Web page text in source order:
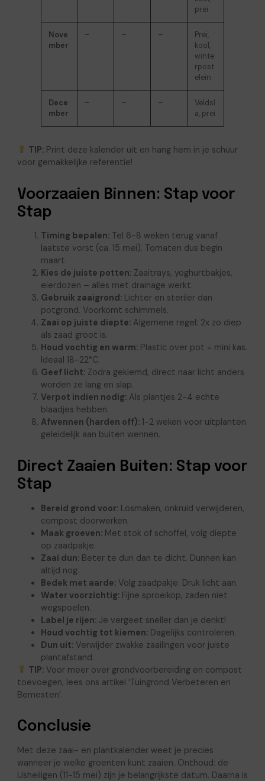
prei
Nove
mber
– – –
Prei,
kool,
winte
rpost
elein
Dece
mber
– – –
Veldsl
a, prei
TIP: Print deze kalender uit en hang hem in je schuur
voor gemakkelijke referentie!
Voorzaaien Binnen: Stap voor
Stap
Timing bepalen: Tel 6-8 weken terug vanaf
laatste vorst (ca. 15 mei). Tomaten dus begin
maart.
Kies de juiste potten: Zaaitrays, yoghurtbakjes,
eierdozen – alles met drainage werkt.
Gebruik zaaigrond: Lichter en steriler dan
potgrond. Voorkomt schimmels.
Zaai op juiste diepte: Algemene regel: 2x zo diep
als zaad groot is.
Houd vochtig en warm: Plastic over pot = mini kas.
Ideaal 18-22°C.
Geef licht: Zodra gekiemd, direct naar licht anders
worden ze lang en slap.
Verpot indien nodig: Als plantjes 2-4 echte
blaadjes hebben.
Afwennen (harden off): 1-2 weken voor uitplanten
geleidelijk aan buiten wennen.
Direct Zaaien Buiten: Stap voor
Stap
Bereid grond voor: Losmaken, onkruid verwijderen,
compost doorwerken.
Maak groeven: Met stok of schoffel, volg diepte
op zaadpakje.
Zaai dun: Beter te dun dan te dicht. Dunnen kan
altijd nog.
Bedek met aarde: Volg zaadpakje. Druk licht aan.
Water voorzichtig: Fijne sproeikop, zaden niet
wegspoelen.
Label je rijen: Je vergeet sneller dan je denkt!
Houd vochtig tot kiemen: Dagelijks controleren.
Dun uit: Verwijder zwakke zaailingen voor juiste
plantafstand.
TIP: Voor meer over grondvoorbereiding en compost
toevoegen, lees ons artikel ‘Tuingrond Verbeteren en
Bemesten’.
Conclusie
Met deze zaai- en plantkalender weet je precies
wanneer je welke groenten kunt zaaien. Onthoud: de
IJsheiligen (11-15 mei) zijn je belangrijkste datum. Daarna is